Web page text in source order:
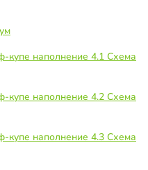
наполнение 4.1 Схема
наполнение 4.2 Схема
наполнение 4.3 Схема